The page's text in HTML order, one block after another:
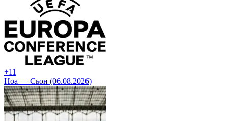
+11
Ноа — Сьон (06.08.2026)